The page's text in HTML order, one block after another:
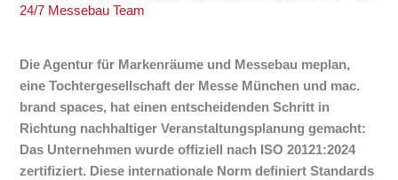
24/7 Messebau Team
Die Agentur für Markenräume und Messebau meplan,
eine Tochtergesellschaft der Messe München und mac.
brand spaces, hat einen entscheidenden Schritt in
Richtung nachhaltiger Veranstaltungsplanung gemacht:
Das Unternehmen wurde offiziell nach ISO 20121:2024
zertifiziert. Diese internationale Norm definiert Standards